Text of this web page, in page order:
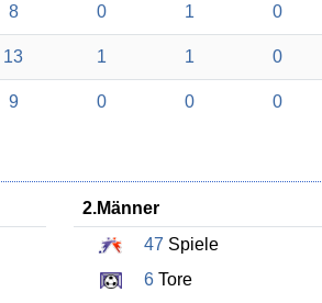
8 0 1 0
13 1 1 0
9 0 0 0
2.Männer
47 Spiele
6Tore